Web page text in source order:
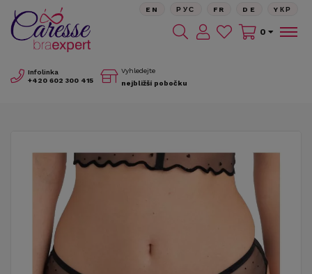
Infolinka
+420 602 300 415
Vyhledejte
nejbližší pobočku
EN РУС FR DE YКР
0